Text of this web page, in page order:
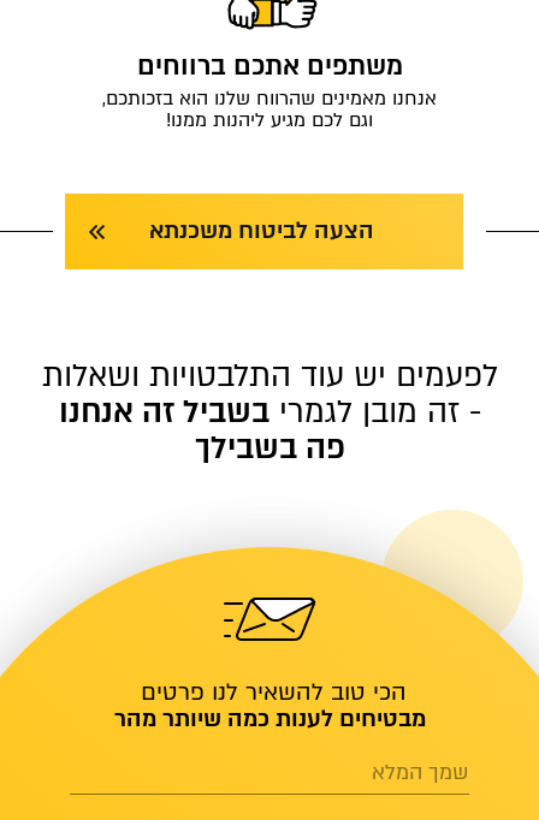
משתפים אתכם ברווחים
אנחנו מאמינים שהרווח שלנו הוא בזכותכם,
וגם לכם מגיע ליהנות ממנו!
הצעה לביטוח משכנתא
לפעמים יש עוד התלבטויות ושאלות
- זה מובן לגמרי בשביל זה אנחנו
פה בשבילך
הכי טוב להשאיר לנו פרטים
מבטיחים לענות כמה שיותר מהר
שמך המלא